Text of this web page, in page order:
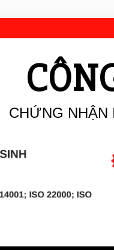
CHỨNG NHẬN